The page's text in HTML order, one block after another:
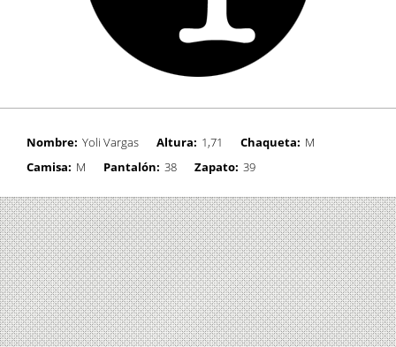
Nombre: Yoli Vargas Altura: 1,71 Chaqueta: M
Camisa: M Pantalón: 38 Zapato: 39